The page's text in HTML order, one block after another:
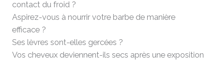
contact du froid ?
Aspirez-vous à nourrir votre barbe de manière
efficace ?
Ses lèvres sont-elles gercées ?
Vos cheveux deviennent-ils secs après une exposition